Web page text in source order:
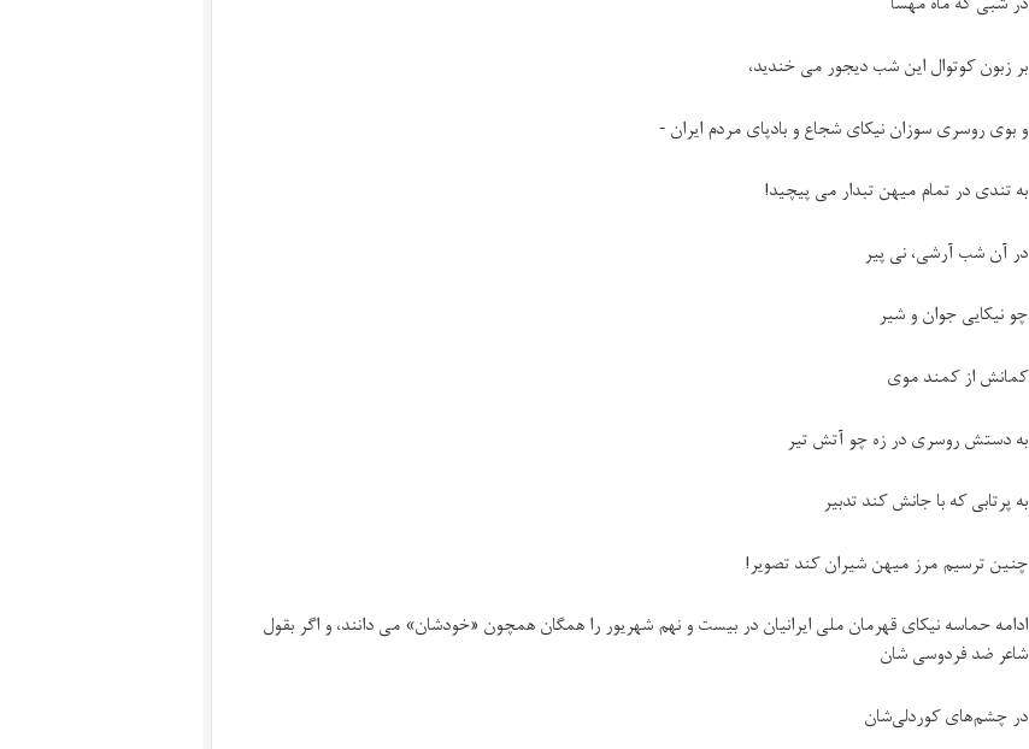
بر زبون کوتوال این شب دیجور می خندید،
و بوی روسری سوزان نیکای شجاع و بادپای مردم ایران -
به تندی در تمام میهن تبدار می پیچید!
در آن شب آرشی، نی پیر
چو نیکایی جوان و شیر
کمانش از کمند موی
به دستش روسری در زه چو آتش تیر
به پرتابی که با جانش کند تدبیر
چنین ترسیم مرز میهن شیران کند تصویر!
ادامه حماسه نیکای قهرمان ملی ایرانیان در بیست و نهم شهریور را همگان همچون «خودشان» می دانند، و اگر بقول
شاعر ضد فردوسی شان
در چشم‌های کوردلی‌شان